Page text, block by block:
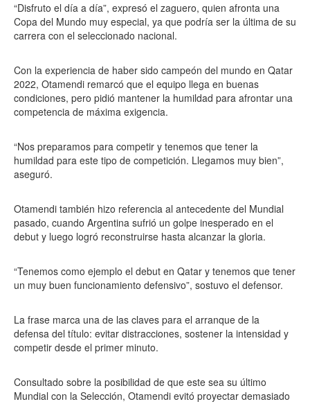
“Disfruto el día a día”, expresó el zaguero, quien afronta una
Copa del Mundo muy especial, ya que podría ser la última de su
carrera con el seleccionado nacional.
Con la experiencia de haber sido campeón del mundo en Qatar
2022, Otamendi remarcó que el equipo llega en buenas
condiciones, pero pidió mantener la humildad para afrontar una
competencia de máxima exigencia.
“Nos preparamos para competir y tenemos que tener la
humildad para este tipo de competición. Llegamos muy bien”,
aseguró.
Otamendi también hizo referencia al antecedente del Mundial
pasado, cuando Argentina sufrió un golpe inesperado en el
debut y luego logró reconstruirse hasta alcanzar la gloria.
“Tenemos como ejemplo el debut en Qatar y tenemos que tener
un muy buen funcionamiento defensivo”, sostuvo el defensor.
La frase marca una de las claves para el arranque de la
defensa del título: evitar distracciones, sostener la intensidad y
competir desde el primer minuto.
Consultado sobre la posibilidad de que este sea su último
Mundial con la Selección, Otamendi evitó proyectar demasiado